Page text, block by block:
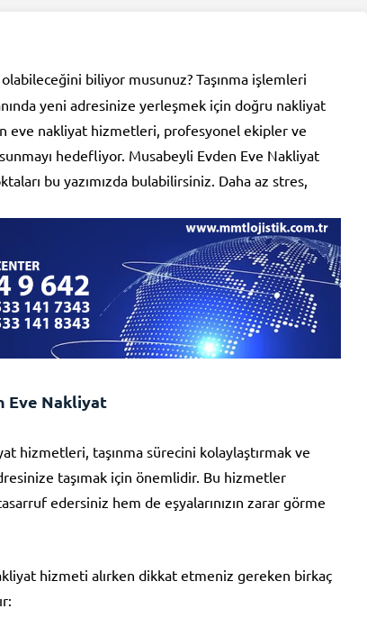
biliyor musunuz? Taşınma işlemleri
yeni adresinize yerleşmek için doğru nakliyat
eve nakliyat hizmetleri, profesyonel ekipler ve
hedefliyor. Musabeyli Evden Eve Nakliyat
bu yazımızda bulabilirsiniz. Daha az stres,
Eve Nakliyat
hizmetleri, taşınma sürecini kolaylaştırmak ve
taşımak için önemlidir. Bu hizmetler
edersiniz hem de eşyalarınızın zarar görme
hizmeti alırken dikkat etmeniz gereken birkaç